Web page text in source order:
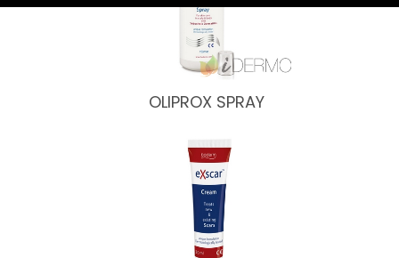
OLIPROX SPRAY